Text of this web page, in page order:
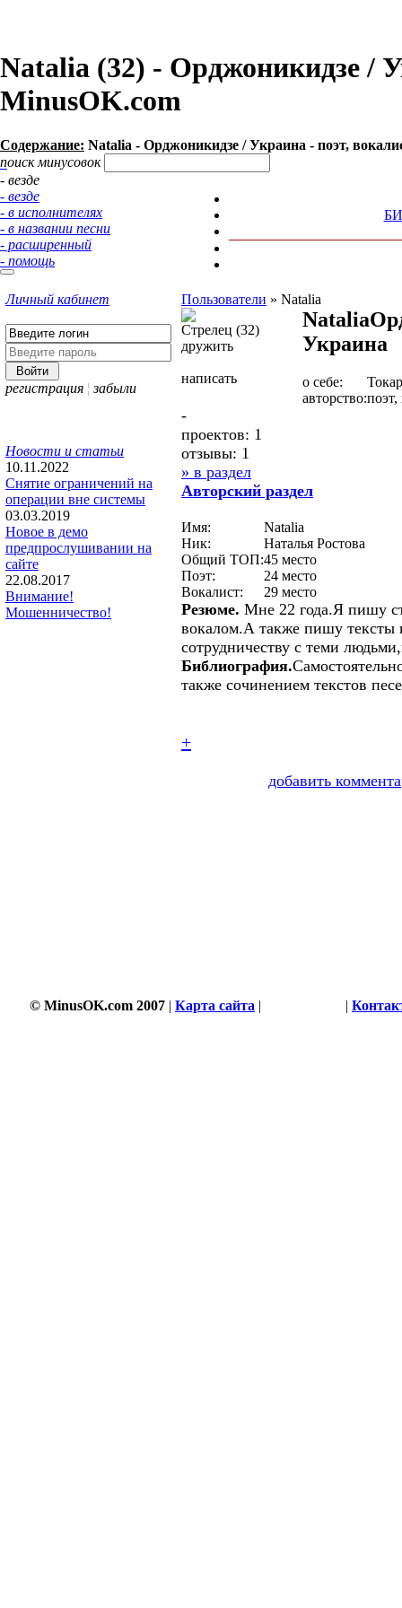
Natalia (32) - Орджоникидзе /
MinusOK.com
Содержание: Natalia - Орджоникидзе / Украина - поэт,
поиск минусовок
- везде
- везде
- в исполнителях
- в названии песни
- расширенный
- помощь
Личный кабинет
регистрация ¦ забыли
Новости и статьи
10.11.2022
Снятие ограничений на
операции вне системы
03.03.2019
Новое в демо
предпрослушивании на
сайте
22.08.2017
Внимание!
Мошенничество!
Пользователи » Natalia
Стрелец (32)
дружить
написать
Natalia
Украина
о себе:
авторство:поэт,
-
проектов: 1
отзывы: 1
» в раздел
Авторcкий раздел
Имя:
Natalia
Ник:
Наталья Ростова
Общий ТОП:45 место
Поэт:
24 место
Вокалист:
29 место
Резюме. Мне 22 года.Я пишу
вокалом.А также пишу тексты
сотрудничеству с теми
Библиография.
также сочинением текстов
+
добавить
© MinusOK.com 2007 | Карта сайта | |